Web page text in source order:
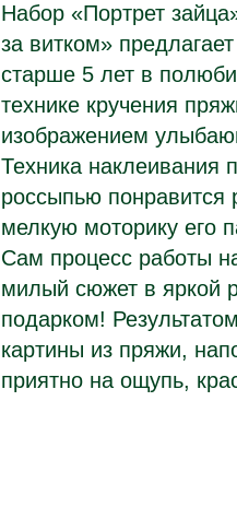
Набор «Портрет
за витком»
старше 5 лет в
технике кручения
изображением
Техника наклеивания
россыпью понравится
мелкую моторику его
Сам процесс работы
милый сюжет в яркой
подарком!
картины из пряжи,
приятно на ощупь,